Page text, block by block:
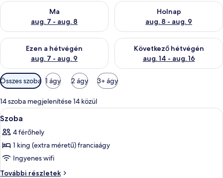
Ma
aug. 7 - aug. 8
A ma esti rendelkezésre állás ellenőrzése: aug. 7 - aug. 8
Holnap
aug. 8 - aug. 9
A holnapi rendelkezésre állás
Ezen a hétvégén
aug. 7 - aug. 9
A mostani hétvégi rendelkezésre állás ellenőrzése: aug. 7 -
Következő hétvégén
aug. 14 - aug. 16
A következő hétvégi
Szobákhoz
rendelkezésre
álló
szűrők
Összes szoba 1 ágy 2 ágy 3+ ágy
14 szoba megjelenítése 14 közül
A
következő
szoba
összes
képének
megtekintése:
Egy fürdőszoba, amelyben fehér
1
Szoba
4 férőhely
1 king (extra méretű) franciaágy
Ingyenes wifi
További részletek
Szoba